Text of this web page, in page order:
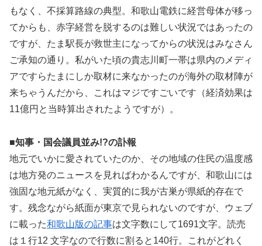
もなく、不採算路線の典型。和歌山電鉄に経営母体が移っ
てからも、赤字経営を脱するのは難しい状況ではあったの
ですが、たま駅長が救世主になってからの状況はみなさん
ご承知の通り。私がいた頃の貴志川町一帯は県内のメディ
アですらたまにしか取材に来なかったのが海外の取材陣が
来ちゃうんだから、これはマジですごいです（経済効果は
11億円と当時算出されたようですが）。
■知事・国会議員並み!?の訃報
地元でいかに愛されていたのか、その地域の住民の温度感
は地方発のニュースを見ればわかるんですが、和歌山には
強固な地元紙がなく、実質的に我が古巣が県紙的存在で
す。残念ながら紙面が東京で見られないのですが、ウェブ
に載った和歌山版の記事は文字数にして1691文字。読売
は１行12 文字なので行数に割ると140行。これがどれく